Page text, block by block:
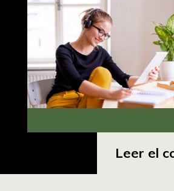
Leer el